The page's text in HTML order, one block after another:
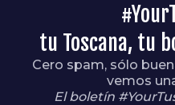
tu Toscana, tu
Cero spam, sólo
vemos
El boletín